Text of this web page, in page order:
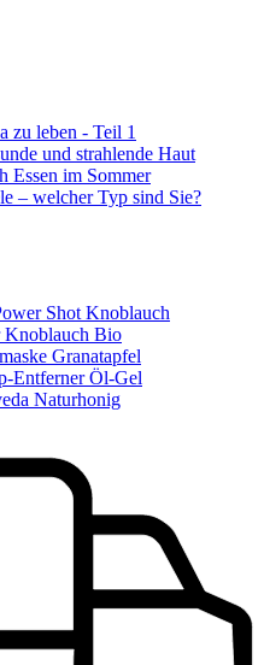
zu leben - Teil 1
und strahlende Haut
Essen im Sommer
– welcher Typ sind Sie?
Shot Knoblauch
Knoblauch Bio
Granatapfel
Entferner Öl-Gel
Naturhonig